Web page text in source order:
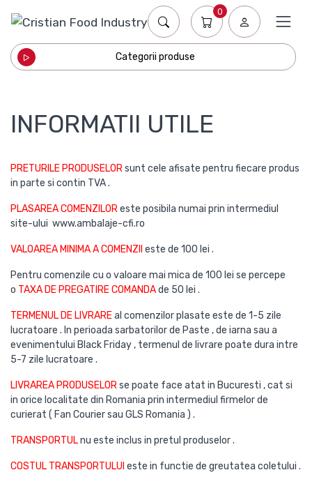
0
Categorii produse
INFORMATII UTILE
PRETURILE PRODUSELORsunt cele afisate pentru fiecare produs
in parte si contin TVA .
PLASAREA COMENZILOReste posibila numai prin intermediul
site-ului www.ambalaje-cfi.ro
VALOAREA MINIMA A COMENZII este de 100 lei .
Pentru comenzile cu o valoare mai mica de 100 lei se percepe
o TAXA DE PREGATIRE COMANDAde 50 lei .
TERMENUL DE LIVRAREal comenzilor plasate este de 1-5 zile
lucratoare . In perioada sarbatorilor de Paste , de iarna sau a
evenimentului Black Friday , termenul de livrare poate dura intre
5-7 zile lucratoare .
LIVRAREA PRODUSELORse poate face atat in Bucuresti , cat si
in orice localitate din Romania prin intermediul firmelor de
curierat ( Fan Courier sau GLS Romania ) .
TRANSPORTULnu este inclus in pretul produselor .
COSTUL TRANSPORTULUI este in functie de greutatea coletului .